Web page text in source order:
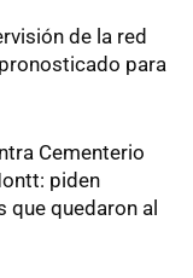
de la red
para
Cementerio
piden
quedaron al